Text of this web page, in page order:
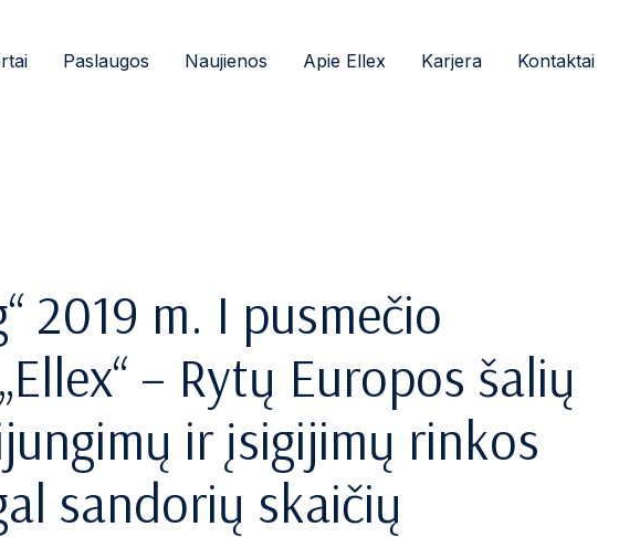
Paslaugos Naujienos Apie Ellex Karjera Kontaktai
2019 m. I pusmečio
– Rytų Europos šalių
ir įsigijimų rinkos
sandorių skaičių